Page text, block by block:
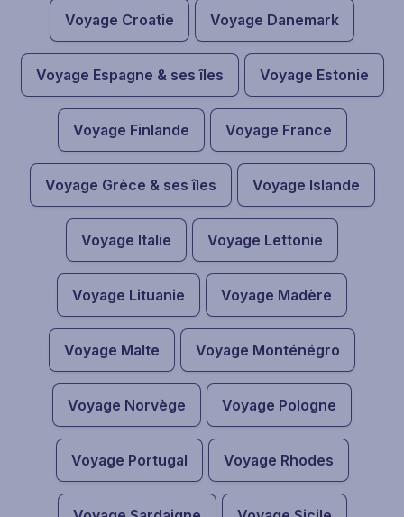
Voyage Croatie Voyage Danemark
Voyage Espagne & ses îles Voyage Estonie
Voyage Finlande Voyage France
Voyage Grèce & ses îles Voyage Islande
Voyage Italie Voyage Lettonie
Voyage Lituanie Voyage Madère
Voyage Malte Voyage Monténégro
Voyage Norvège Voyage Pologne
Voyage Portugal Voyage Rhodes